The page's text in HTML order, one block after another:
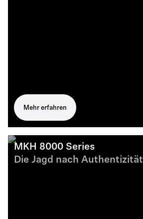
Mehr erfahren
MKH 8000 Series
Die Jagd nach Authentizität